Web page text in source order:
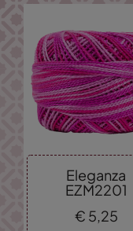
Eleganza
EZM2201
€ 5,25